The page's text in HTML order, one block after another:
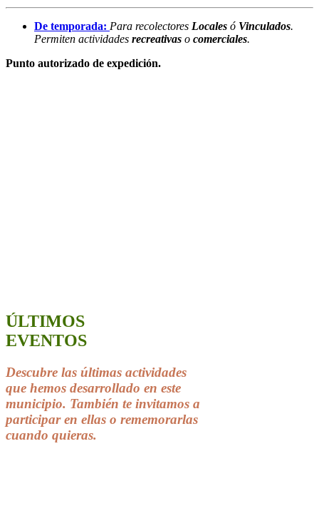
De temporada: Para recolectores Locales ó Vinculados.
Permiten actividades recreativas o comerciales.
Punto autorizado de expedición.
ÚLTIMOS
EVENTOS
Descubre las últimas actividades
que hemos desarrollado en este
municipio. También te invitamos a
participar en ellas o rememorarlas
cuando quieras.